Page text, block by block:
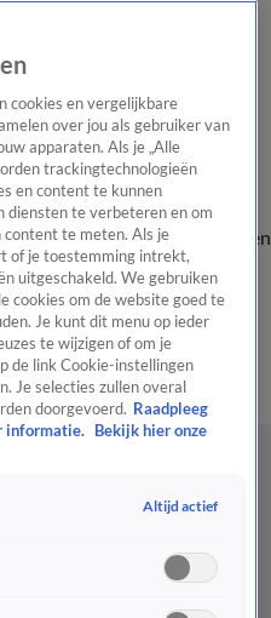
Onze gezichten
In de
vragenKijkersvraag insturen
ShopUitzending
cookies en vergelijkbare
over jou als gebruiker van
apparaten. Als je „Alle
trackingtechnologieën
en content te kunnen
diensten te verbeteren en om
te meten. Als je
of je toestemming intrekt,
uitgeschakeld. We gebruiken
cookies om de website goed te
Je kunt dit menu op ieder
te wijzigen of om je
de link Cookie-instellingen
Je selecties zullen overal
doorgevoerd. Raadpleeg
informatie.
Bekijk hier onze
Altijd actief